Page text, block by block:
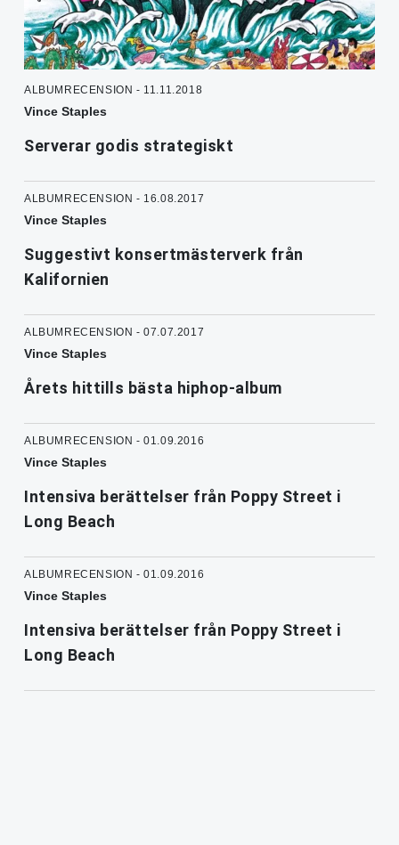
ALBUMRECENSION - 11.11.2018
Vince Staples
Serverar godis strategiskt
ALBUMRECENSION - 16.08.2017
Vince Staples
Suggestivt konsertmästerverk från
Kalifornien
ALBUMRECENSION - 07.07.2017
Vince Staples
Årets hittills bästa hiphop-album
ALBUMRECENSION - 01.09.2016
Vince Staples
Intensiva berättelser från Poppy Street i
Long Beach
ALBUMRECENSION - 01.09.2016
Vince Staples
Intensiva berättelser från Poppy Street i
Long Beach